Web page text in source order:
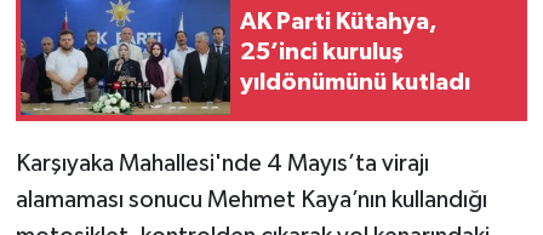
AK Parti Kütahya,
25’inci kuruluş
yıldönümünü kutladı
Karşıyaka Mahallesi'nde 4 Mayıs’ta virajı
alamaması sonucu Mehmet Kaya’nın kullandığı
Kültür Sanat
Kütahya
Otomobil